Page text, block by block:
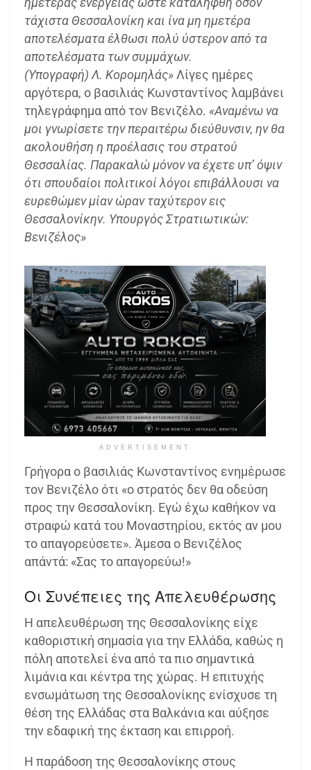
τάχιστα Θεσσαλονίκη και ίνα μη ημετέρα
αποτελέσματα έλθωσι πολύ ύστερον από τα
αποτελέσματα των συμμάχων.
(Υπογραφή) Λ. Κορομηλάς» Λίγες ημέρες
αργότερα, ο βασιλιάς Κωνσταντίνος λαμβάνει
τηλεγράφημα από τον Βενιζέλο. «Αναμένω να
μοι γνωρίσετε την περαιτέρω διεύθυνσιν, ην θα
ακολουθήση η προέλασις του στρατού
Θεσσαλίας. Παρακαλώ μόνον να έχετε υπ’ όψιν
ότι σπουδαίοι πολιτικοί λόγοι επιβάλλουσι να
ευρεθώμεν μίαν ώραν ταχύτερον εις
Θεσσαλονίκην. Υπουργός Στρατιωτικών:
Βενιζέλος»
ADVERTISEMENT
Γρήγορα ο βασιλιάς Κωνσταντίνος ενημέρωσε
τον Βενιζέλο ότι «ο στρατός δεν θα οδεύση
προς την Θεσσαλονίκη. Εγώ έχω καθήκον να
στραφώ κατά του Μοναστηρίου, εκτός αν μου
το απαγορεύσετε». Άμεσα ο Βενιζέλος
απάντά: «Σας το απαγορεύω!»
Οι Συνέπειες της Απελευθέρωσης
Η απελευθέρωση της Θεσσαλονίκης είχε
καθοριστική σημασία για την Ελλάδα, καθώς η
πόλη αποτελεί ένα από τα πιο σημαντικά
λιμάνια και κέντρα της χώρας. Η επιτυχής
ενσωμάτωση της Θεσσαλονίκης ενίσχυσε τη
θέση της Ελλάδας στα Βαλκάνια και αύξησε
την εδαφική της έκταση και επιρροή.
Η παράδοση της Θεσσαλονίκης στους